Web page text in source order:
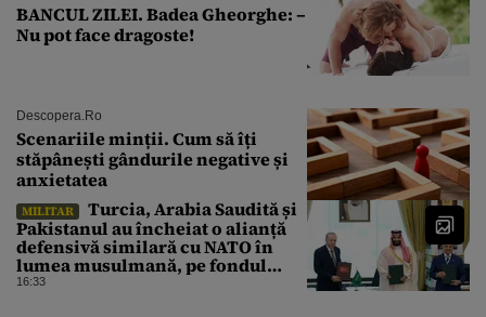
BANCUL ZILEI. Badea Gheorghe: –
Nu pot face dragoste!
Descopera.ro
Scenariile minții. Cum să îți
stăpânești gândurile negative și
anxietatea
MILITAR
Turcia, Arabia Saudită și
Pakistanul au încheiat o alianță
defensivă similară cu NATO în
lumea musulmană, pe fondul
conflictelor din Orientul Mijlociu
16:33